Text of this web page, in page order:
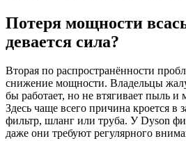
Потеря мощности
девается сила?
Вторая по распространённости
снижение мощности. Владельцы
бы работает, но не втягивает пыль и
Здесь чаще всего причина кроется в
фильтр, шланг или труба. У Dyson
даже они требуют регулярного